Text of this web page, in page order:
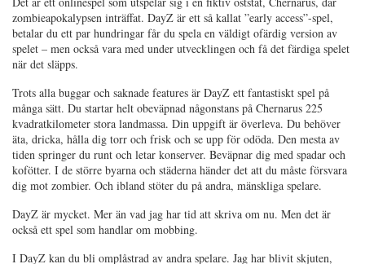
zombieapokalypsen inträffat. DayZ är ett så kallat ”early access”-spel,
betalar du ett par hundringar får du spela en väldigt ofärdig version av
spelet – men också vara med under utvecklingen och få det färdiga spelet
när det släpps.
Trots alla buggar och saknade features är DayZ ett fantastiskt spel på
många sätt. Du startar helt obeväpnad någonstans på Chernarus 225
kvadratkilometer stora landmassa. Din uppgift är överleva. Du behöver
äta, dricka, hålla dig torr och frisk och se upp för odöda. Den mesta av
tiden springer du runt och letar konserver. Beväpnar dig med spadar och
kofötter. I de större byarna och städerna händer det att du måste försvara
dig mot zombier. Och ibland stöter du på andra, mänskliga spelare.
DayZ är mycket. Mer än vad jag har tid att skriva om nu. Men det är
också ett spel som handlar om mobbing.
I DayZ kan du bli omplåstrad av andra spelare. Jag har blivit skjuten,